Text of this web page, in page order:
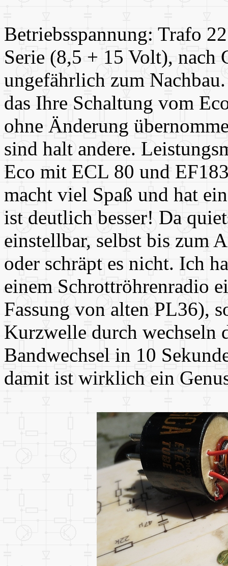
Betriebsspannung: Trafo
Serie (8,5 + 15 Volt),
ungefährlich zum
das Ihre Schaltung vom
ohne Änderung
sind halt andere.
Eco mit ECL 80 und
macht viel Spaß und hat
ist deutlich besser! Da
einstellbar, selbst bis zum
oder schräpt es nicht. Ich
einem Schrottröhrenradio
Fassung von alten PL36),
Kurzwelle durch wechseln
Bandwechsel in 10
damit ist wirklich ein